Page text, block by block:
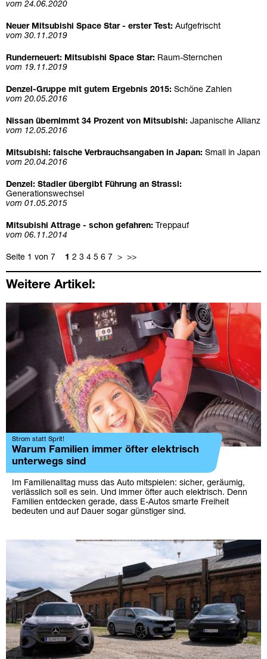
vom 24.06.2020
Neuer Mitsubishi Space Star - erster Test: Aufgefrischt
vom 30.11.2019
Runderneuert: Mitsubishi Space Star: Raum-Sternchen
vom 19.11.2019
Denzel-Gruppe mit gutem Ergebnis 2015: Schöne Zahlen
vom 20.05.2016
Nissan übernimmt 34 Prozent von Mitsubishi: Japanische Allianz
vom 12.05.2016
Mitsubishi: falsche Verbrauchsangaben in Japan: Small in Japan
vom 20.04.2016
Denzel: Stadler übergibt Führung an Strassl:
Generationswechsel
vom 01.05.2015
Mitsubishi Attrage - schon gefahren:
Treppauf
vom 06.11.2014
Seite 1 von 7 1 2 3 4 5 6 7 > >>
Weitere Artikel:
Strom statt Sprit!
Warum Familien immer öfter elektrisch
unterwegs sind
Im Familienalltag muss das Auto mitspielen: sicher, geräumig,
verlässlich soll es sein. Und immer öfter auch elektrisch. Denn
Familien entdecken gerade, dass E-Autos smarte Freiheit
bedeuten und auf Dauer sogar günstiger sind.